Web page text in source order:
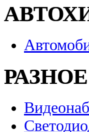
РАЗНОЕ